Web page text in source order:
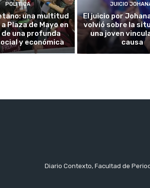
POLITICA
una multitud
Plaza de Mayo en
de una profunda
y económica
JUICIO
El juicio por
volvió sobre la
una joven
causa
Diario Contexto, Facultad de